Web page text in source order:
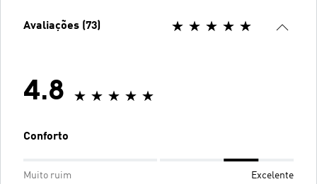
Avaliações (73)
4.8
Conforto
Muito ruim Excelente